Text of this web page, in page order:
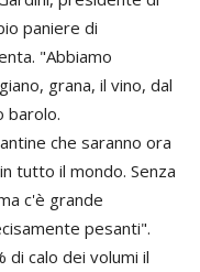
paniere di
"Abbiamo
grana, il vino, dal
barolo.
che saranno ora
tutto il mondo. Senza
c'è grande
pesanti".
calo dei volumi il